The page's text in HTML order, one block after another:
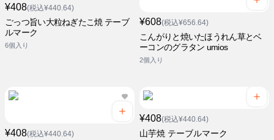
¥408(税込¥440.64)
ごっつ旨い大粒ねぎたこ焼 テーブ
ルマーク
6個入り
¥608(税込¥656.64)
こんがりと焼いたほうれん草とベ
ーコンのグラタン umios
2個入り
¥408(税込¥440.64)
¥408(税込¥440.64)
山芋焼 テーブルマーク